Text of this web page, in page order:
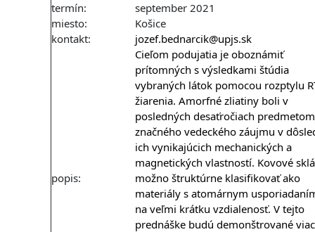
termín:
september 2021
miesto:
Košice
kontakt:
jozef.bednarcik@upjs.sk
popis:
Cieľom podujatia je oboznámiť
prítomných s výsledkami štúdia
vybraných látok pomocou rozptylu
žiarenia. Amorfné zliatiny boli v
posledných desaťročiach predmetom
značného vedeckého záujmu v
ich vynikajúcich mechanických a
magnetických vlastností. Kovové sklá
možno štruktúrne klasifikovať ako
materiály s atomárnym
na veľmi krátku vzdialenosť. V tejto
prednáške budú demonštrované